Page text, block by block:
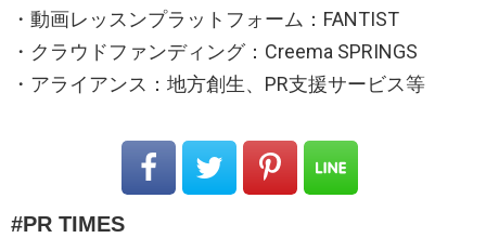
・動画レッスンプラットフォーム：FANTIST
・クラウドファンディング：Creema SPRINGS
・アライアンス：地方創生、PR支援サービス等
PR TIMES